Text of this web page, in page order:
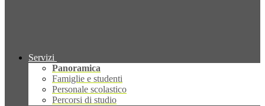
Servizi
Panoramica
Famiglie e studenti
Personale scolastico
Percorsi di studio